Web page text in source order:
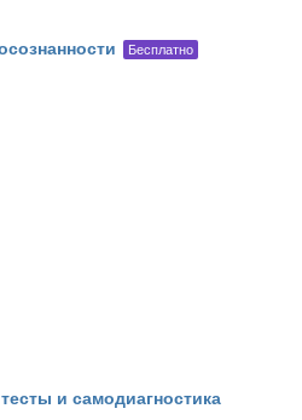
Бесплатно
и самодиагностика